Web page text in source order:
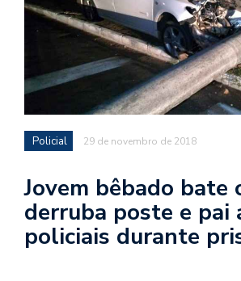
Policial 29 de novembro de 2018
Jovem bêbado bate
derruba poste e pai
policiais durante